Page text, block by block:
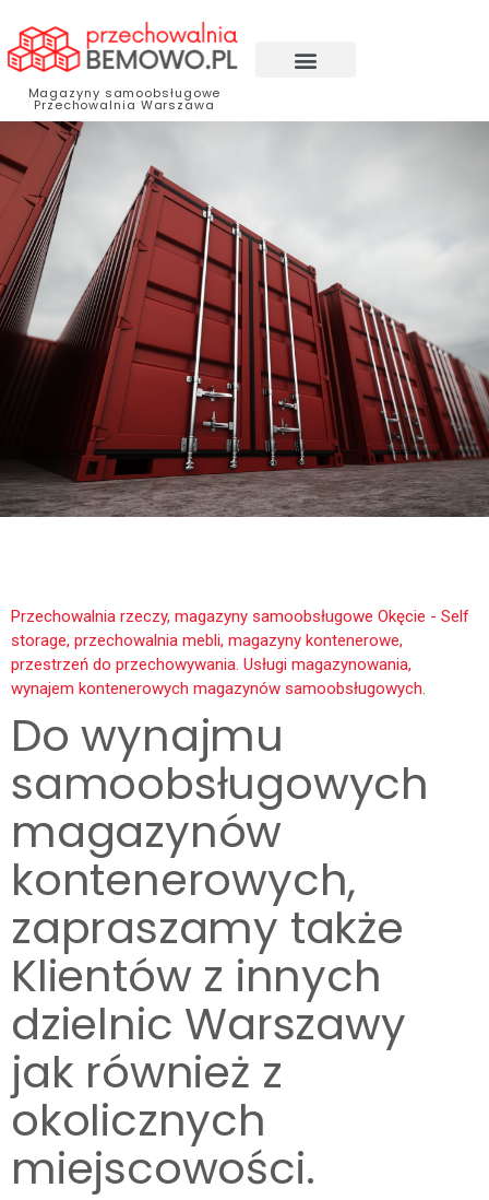
Magazyny samoobsługowe
Przechowalnia Warszawa
Przechowalnia rzeczy, magazyny samoobsługowe Okęcie - Self
storage, przechowalnia mebli, magazyny kontenerowe,
przestrzeń do przechowywania. Usługi magazynowania,
wynajem kontenerowych magazynów samoobsługowych.
Do wynajmu
samoobsługowych
magazynów
kontenerowych,
zapraszamy także
Klientów z innych
dzielnic Warszawy
jak również z
okolicznych
miejscowości.